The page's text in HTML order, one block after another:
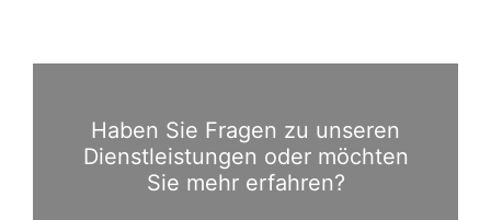
Haben Sie Fragen zu unseren
Dienstleistungen oder möchten
Sie mehr erfahren?